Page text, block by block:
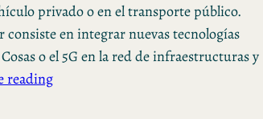
privado o en el transporte público.
consiste en integrar nuevas tecnologías
o el 5G en la red de infraestructuras y
reading